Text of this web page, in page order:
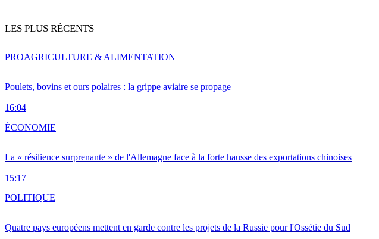
LES PLUS RÉCENTS
Poulets, bovins et ours polaires : la grippe aviaire se propage
16:04
PROAGRICULTURE & ALIMENTATION
La « résilience surprenante » de l'Allemagne face à la forte hausse des exportations chinoises
15:17
ÉCONOMIE
Quatre pays européens mettent en garde contre les projets de la Russie pour l'Ossétie du Sud
POLITIQUE